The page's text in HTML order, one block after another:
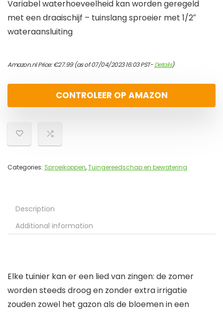
Variabel waterhoeveelheid kan worden geregeld
met een draaischijf – tuinslang sproeier met 1/2″
wateraansluiting
Amazon.nl Price:€27.99(as of 07/04/2023 16:03 PST-Details)
CONTROLEER OP AMAZON
Categories: Sproeikoppen,Tuingereedschap en bewatering
Description
Additional information
Elke tuinier kan er een lied van zingen: de zomer
worden steeds droog en zonder extra irrigatie
zouden zowel het gazon als de bloemen in een